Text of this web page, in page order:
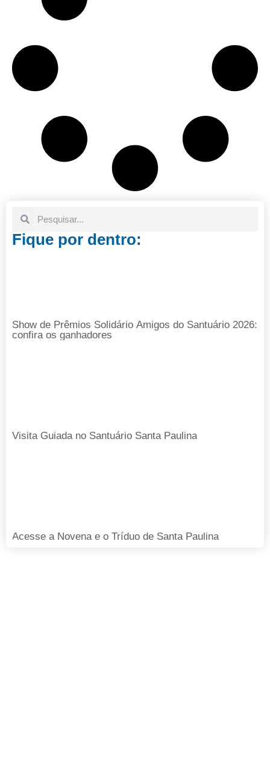
Fique por dentro:
Show de Prêmios Solidário Amigos do Santuário 2026:
confira os ganhadores
Visita Guiada no Santuário Santa Paulina
Acesse a Novena e o Tríduo de Santa Paulina